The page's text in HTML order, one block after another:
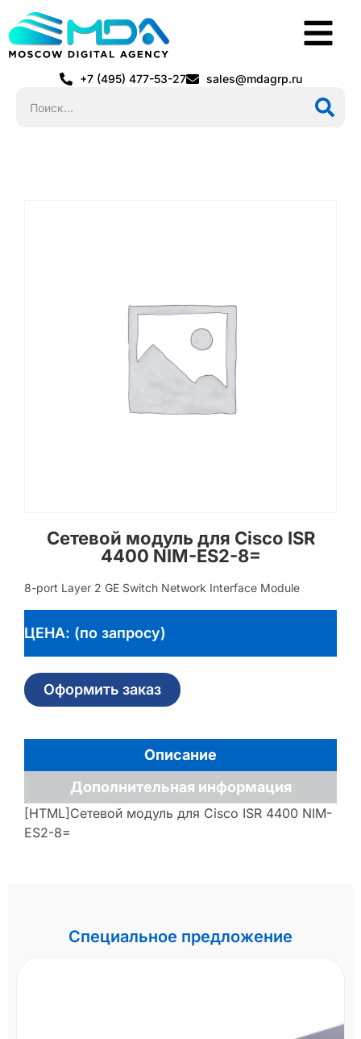
+7 (495) 477-53-27 sales@mdagrp.ru
Сетевой модуль для Cisco ISR
4400 NIM-ES2-8=
8-port Layer 2 GE Switch Network Interface Module
ЦЕНА: (по запросу)
Оформить заказ
Описание
Дополнительная информация
[HTML]Сетевой модуль для Cisco ISR 4400 NIM-
ES2-8=
Специальное предложение